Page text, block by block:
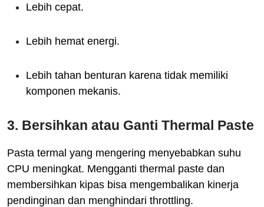
Lebih cepat.
Lebih hemat energi.
Lebih tahan benturan karena tidak memiliki
komponen mekanis.
3. Bersihkan atau Ganti Thermal Paste
Pasta termal yang mengering menyebabkan suhu
CPU meningkat. Mengganti thermal paste dan
membersihkan kipas bisa mengembalikan kinerja
pendinginan dan menghindari throttling.